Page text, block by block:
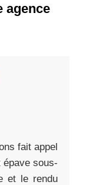
agence
fait appel
épave sous-
et le rendu